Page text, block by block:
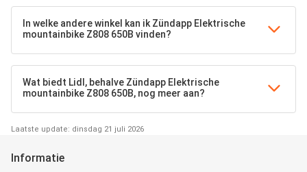
In welke andere winkel kan ik Zündapp Elektrische
mountainbike Z808 650B vinden?
Wat biedt Lidl, behalve Zündapp Elektrische
mountainbike Z808 650B, nog meer aan?
Laatste update: dinsdag 21 juli 2026
Informatie